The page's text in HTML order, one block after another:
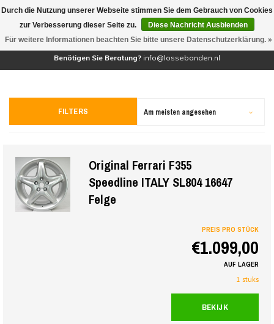
(0)
Benötigen Sie Beratung? info@lossebanden.nl
FILTERS Am meisten angesehen
Original Ferrari F355
Speedline ITALY SL804 16647
Felge
PREIS PRO STÜCK
€1.099,00
AUF LAGER
1 stuks
BEKIJK
Durch die Nutzung unserer Webseite stimmen Sie dem Gebrauch von Cookies
zur Verbesserung dieser Seite zu.
Diese Nachricht Ausblenden
Für weitere Informationen beachten Sie bitte unsere Datenschutzerklärung. »